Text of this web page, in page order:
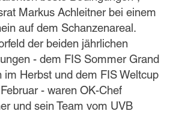
Markus Achleitner bei einem
auf dem Schanzenareal.
der beiden jährlichen
- dem FIS Sommer Grand
im Herbst und dem FIS Weltcup
- waren OK-Chef
und sein Team vom UVB